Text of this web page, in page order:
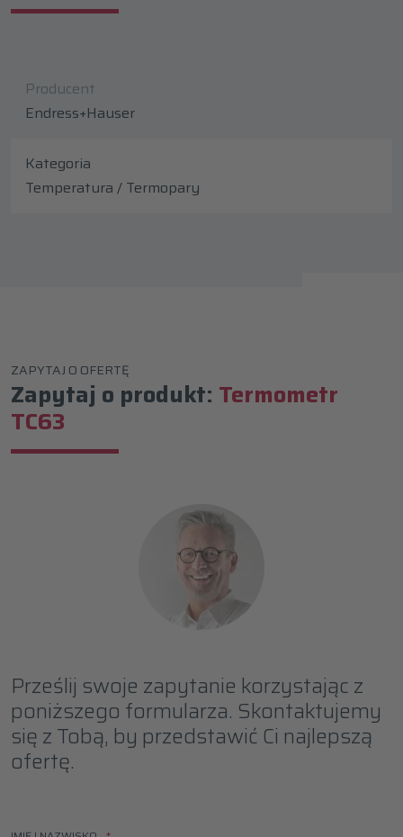
Producent
Endress+Hauser
Kategoria
Temperatura / Termopary
ZAPYTAJ O OFERTĘ
Zapytaj o produkt: Termometr
TC63
Prześlij swoje zapytanie korzystając z
poniższego formularza. Skontaktujemy
się z Tobą, by przedstawić Ci najlepszą
ofertę.